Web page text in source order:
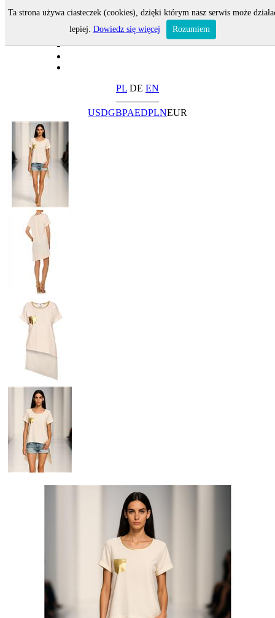
PL DE EN
USDGBPAEDPLNEUR
Ta strona używa ciasteczek (cookies), dzięki którym nasz serwis może
lepiej. Dowiedz się więcej Rozumiem